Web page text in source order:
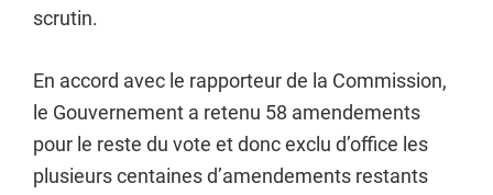
scrutin.
En accord avec le rapporteur de la Commission,
le Gouvernement a retenu 58 amendements
pour le reste du vote et donc exclu d’office les
plusieurs centaines d’amendements restants